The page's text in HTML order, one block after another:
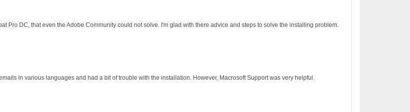
Pro DC, that even the Adobe Community could not solve. I'm glad with there advice and steps to solve the installing problem.
in various languages and had a bit of trouble with the installation. However, Macrosoft Support was very helpful.